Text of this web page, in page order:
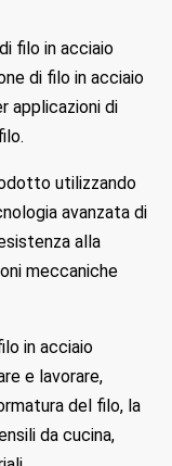
filo in acciaio
di filo in acciaio
applicazioni di
utilizzando
avanzata di
alla
meccaniche
in acciaio
e lavorare,
del filo, la
da cucina,